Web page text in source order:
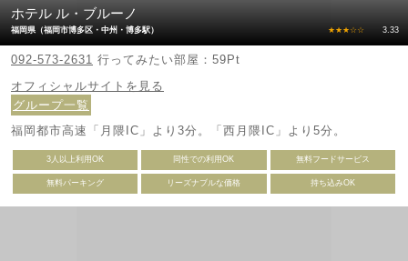
ホテル ル・ブルーノ
福岡県（福岡市博多区・中州・博多駅） ★★★☆☆ 3.33
092-573-2631 行ってみたい部屋：59Pt
オフィシャルサイトを見る
グループ一覧
福岡都市高速「月隈IC」より3分。「西月隈IC」より5分。
3人以上利用OK 同性での利用OK 無料フードサービス
無料パーキング リーズナブルな価格 持ち込みOK